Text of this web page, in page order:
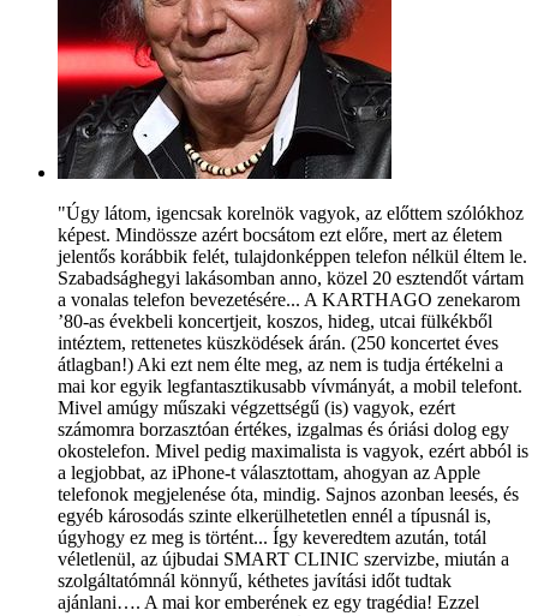
"Úgy látom, igencsak korelnök vagyok, az előttem szólókhoz
képest. Mindössze azért bocsátom ezt előre, mert az életem
jelentős korábbik felét, tulajdonképpen telefon nélkül éltem le.
Szabadsághegyi lakásomban anno, közel 20 esztendőt vártam
a vonalas telefon bevezetésére... A KARTHAGO zenekarom
’80-as évekbeli koncertjeit, koszos, hideg, utcai fülkékből
intéztem, rettenetes küszködések árán. (250 koncertet éves
átlagban!) Aki ezt nem élte meg, az nem is tudja értékelni a
mai kor egyik legfantasztikusabb vívmányát, a mobil telefont.
Mivel amúgy műszaki végzettségű (is) vagyok, ezért
számomra borzasztóan értékes, izgalmas és óriási dolog egy
okostelefon. Mivel pedig maximalista is vagyok, ezért abból is
a legjobbat, az iPhone-t választottam, ahogyan az Apple
telefonok megjelenése óta, mindig. Sajnos azonban leesés, és
egyéb károsodás szinte elkerülhetetlen ennél a típusnál is,
úgyhogy ez meg is történt... Így keveredtem azután, totál
véletlenül, az újbudai SMART CLINIC szervizbe, miután a
szolgáltatómnál könnyű, kéthetes javítási időt tudtak
ajánlani…. A mai kor emberének ez egy tragédia! Ezzel